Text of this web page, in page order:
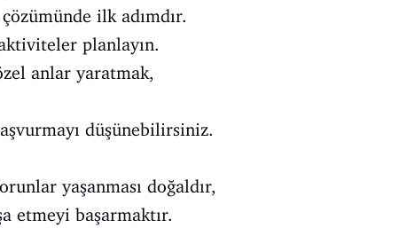
ilk adımdır.
planlayın.
anlar yaratmak,
düşünebilirsiniz.
yaşanması doğaldır,
etmeyi başarmaktır.